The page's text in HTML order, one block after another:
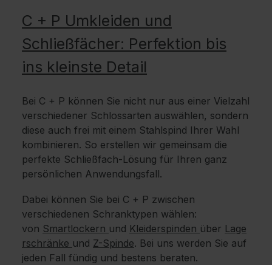
C + P Umkleiden und
Schließfächer: Perfektion bis
ins kleinste Detail
Bei C + P können Sie nicht nur aus einer Vielzahl
verschiedener Schlossarten auswählen, sondern
diese auch frei mit einem Stahlspind Ihrer Wahl
kombinieren. So erstellen wir gemeinsam die
perfekte Schließfach-Lösung für Ihren ganz
persönlichen Anwendungsfall.
Dabei können Sie bei C + P zwischen
verschiedenen Schranktypen wählen:
von Smartlockern und Kleiderspinden über Lage
rschränke und Z-Spinde. Bei uns werden Sie auf
jeden Fall fündig und bestens beraten.